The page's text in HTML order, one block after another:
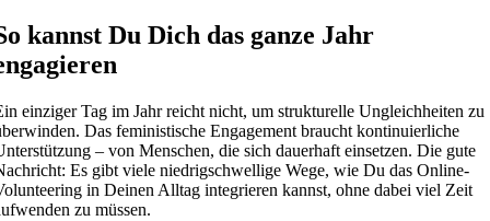
kannst Du Dich das ganze Jahr
einziger Tag im Jahr reicht nicht, um strukturelle Ungleichheiten zu
Das feministische Engagement braucht kontinuierliche
– von Menschen, die sich dauerhaft einsetzen. Die gute
Es gibt viele niedrigschwellige Wege, wie Du das Online-
in Deinen Alltag integrieren kannst, ohne dabei viel Zeit
zu müssen.